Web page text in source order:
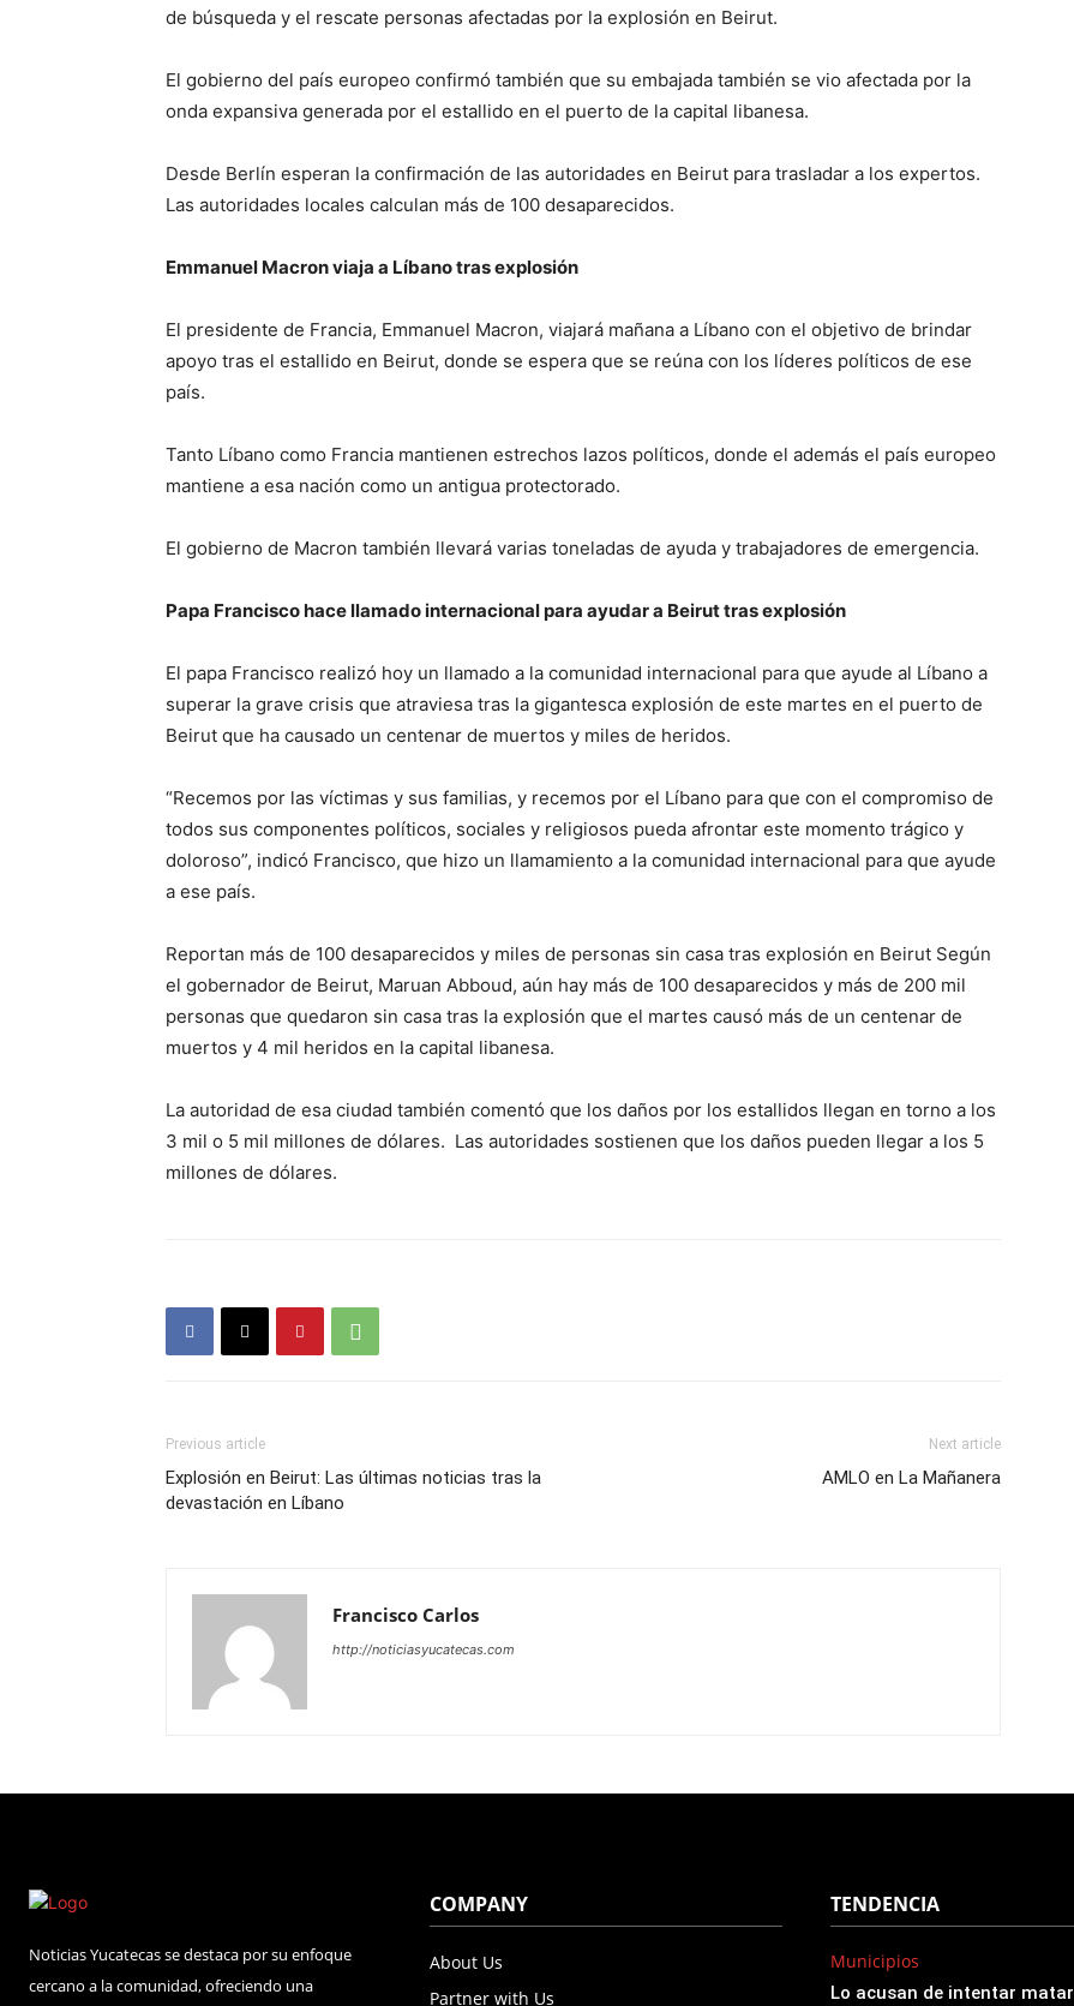
de búsqueda y el rescate personas afectadas por la explosión en Beirut.
El gobierno del país europeo confirmó también que su embajada también se vio afectada por la
onda expansiva generada por el estallido en el puerto de la capital libanesa.
Desde Berlín esperan la confirmación de las autoridades en Beirut para trasladar a los expertos.
Las autoridades locales calculan más de 100 desaparecidos.
Emmanuel Macron viaja a Líbano tras explosión
El presidente de Francia, Emmanuel Macron, viajará mañana a Líbano con el objetivo de brindar
apoyo tras el estallido en Beirut, donde se espera que se reúna con los líderes políticos de ese
país.
Tanto Líbano como Francia mantienen estrechos lazos políticos, donde el además el país europeo
mantiene a esa nación como un antigua protectorado.
El gobierno de Macron también llevará varias toneladas de ayuda y trabajadores de emergencia.
Papa Francisco hace llamado internacional para ayudar a Beirut tras explosión
El papa Francisco realizó hoy un llamado a la comunidad internacional para que ayude al Líbano a
superar la grave crisis que atraviesa tras la gigantesca explosión de este martes en el puerto de
Beirut que ha causado un centenar de muertos y miles de heridos.
“Recemos por las víctimas y sus familias, y recemos por el Líbano para que con el compromiso de
todos sus componentes políticos, sociales y religiosos pueda afrontar este momento trágico y
doloroso”, indicó Francisco, que hizo un llamamiento a la comunidad internacional para que ayude
a ese país.
Reportan más de 100 desaparecidos y miles de personas sin casa tras explosión en Beirut Según
el gobernador de Beirut, Maruan Abboud, aún hay más de 100 desaparecidos y más de 200 mil
personas que quedaron sin casa tras la explosión que el martes causó más de un centenar de
muertos y 4 mil heridos en la capital libanesa.
La autoridad de esa ciudad también comentó que los daños por los estallidos llegan en torno a los
3 mil o 5 mil millones de dólares. Las autoridades sostienen que los daños pueden llegar a los 5
millones de dólares.
Previous article
Explosión en Beirut: Las últimas noticias tras la
devastación en Líbano
Next article
AMLO en La Mañanera
Francisco Carlos
http://noticiasyucatecas.com
Noticias Yucatecas se destaca por su enfoque
cercano a la comunidad, ofreciendo una
COMPANY
About Us
Partner with Us
TENDENCIA
Municipios
Lo acusan de intentar